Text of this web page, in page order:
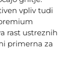
vpliv tudi
rast ustreznih
primerna za